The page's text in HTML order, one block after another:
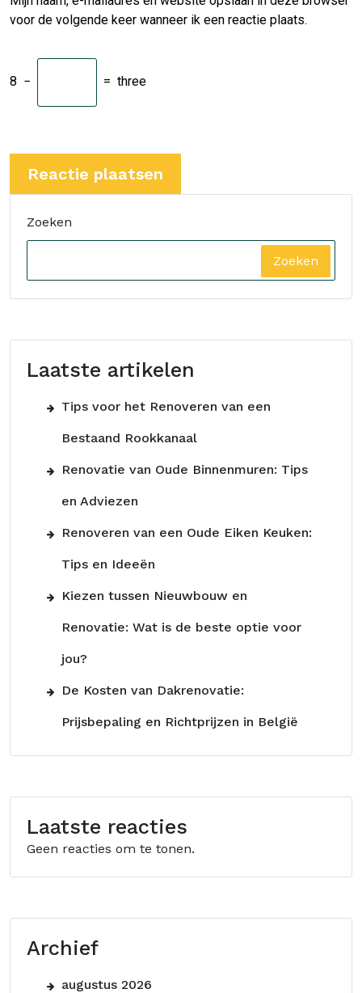
voor de volgende keer wanneer ik een reactie plaats.
8 − = three
Zoeken
Zoeken
Laatste artikelen
Tips voor het Renoveren van een
Bestaand Rookkanaal
Renovatie van Oude Binnenmuren: Tips
en Adviezen
Renoveren van een Oude Eiken Keuken:
Tips en Ideeën
Kiezen tussen Nieuwbouw en
Renovatie: Wat is de beste optie voor
jou?
De Kosten van Dakrenovatie:
Prijsbepaling en Richtprijzen in België
Laatste reacties
Geen reacties om te tonen.
Archief
augustus 2026